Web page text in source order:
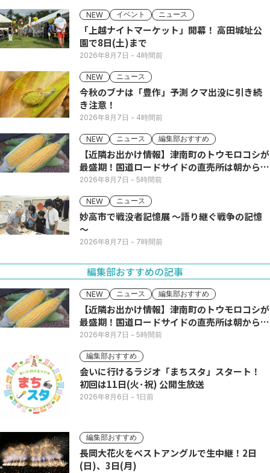
NEW イベント ニュース
「上越ナイトマーケット」開幕！ 高田城址公
園で8日(土)まで
2026年8月7日 - 4時間前
NEW ニュース
今秋のブナは「豊作」予測 クマ出没に引き続
き注意！
2026年8月7日 - 4時間前
NEW ニュース 編集部おすすめ
【近隣お出かけ情報】津南町のトウモロコシが
最盛期！国道ロードサイドの直売所は朝から長
い列
2026年8月7日 - 5時間前
NEW ニュース
妙高市で戦没者記憶展 ～語り継ぐ戦争の記憶
～
2026年8月7日 - 7時間前
編集部おすすめの記事
NEW ニュース 編集部おすすめ
【近隣お出かけ情報】津南町のトウモロコシが
最盛期！国道ロードサイドの直売所は朝から長
い列
2026年8月7日 - 5時間前
編集部おすすめ
会いに行けるラジオ「まちスタ」スタート！
初回は11日(火･祝) 公開生放送
2026年8月6日 - 1日前
編集部おすすめ
長岡大花火をベストアングルで生中継！2日
(日)、3日(月)